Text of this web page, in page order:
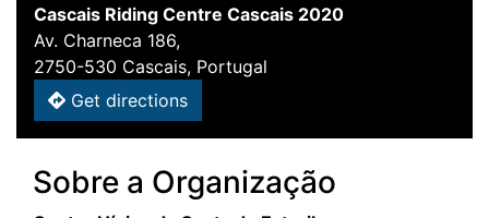
Cascais Riding Centre Cascais 2020
Av. Charneca 186,
2750-530 Cascais, Portugal
Get directions
Sobre a Organização